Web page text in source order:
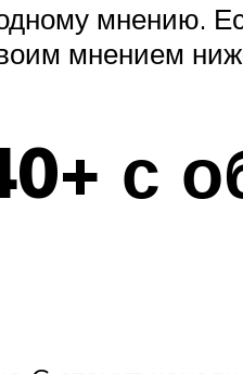
мнению.
мнением
с